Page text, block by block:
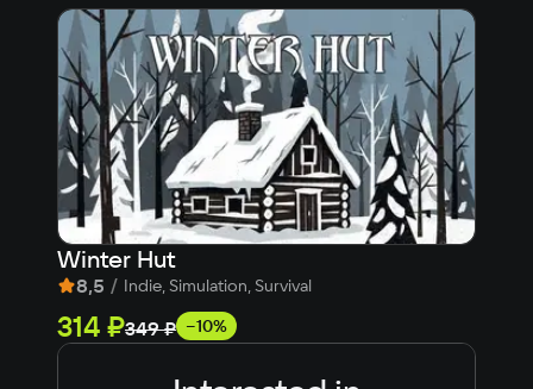
Winter Hut
8,5 / Indie, Simulation, Survival
314 ₽349 ₽ −10%